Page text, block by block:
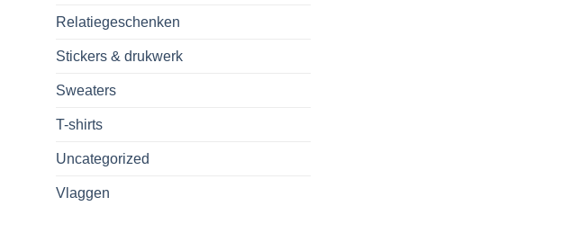
Relatiegeschenken
Stickers & drukwerk
Sweaters
T-shirts
Uncategorized
Vlaggen